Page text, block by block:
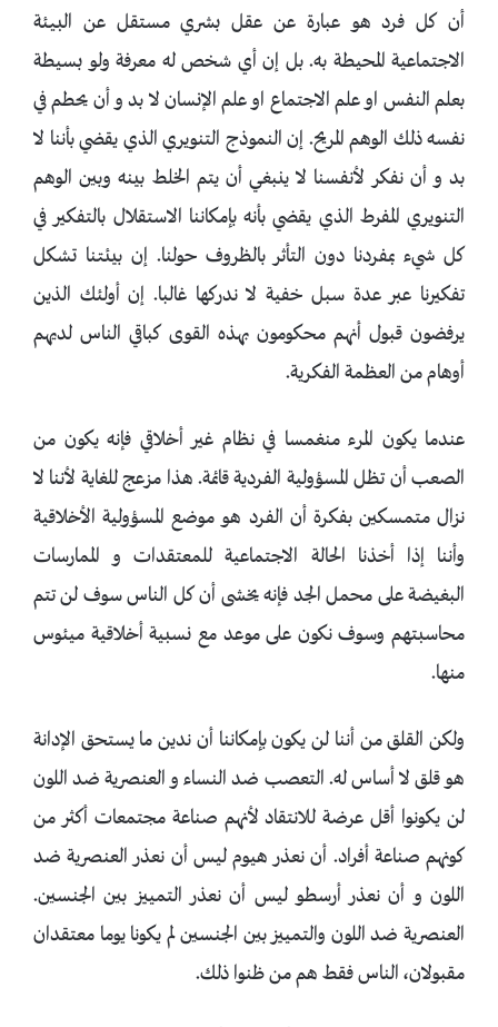
أن كل فرد هو عبارة عن عقل بشري مستقل عن البيئة
الاجتماعية المحيطة به. بل إن أي شخص له معرفة ولو بسيطة
بعلم النفس او علم الاجتماع او علم الإنسان لا بد و أن يحطم في
نفسه ذلك الوهم المريح. إن النموذج التنويري الذي يقضي بأننا لا
بد و أن نفكر لأنفسنا لا ينبغي أن يتم الخلط بينه وبين الوهم
التنويري المفرط الذي يقضي بأنه بإمكاننا الاستقلال بالتفكير في
كل شيء بمفردنا دون التأثر بالظروف حولنا. إن بيئتنا تشكل
تفكيرنا عبر عدة سبل خفية لا ندركها غالبا. إن أولئك الذين
يرفضون قبول أنهم محكومون بهذه القوى كباقي الناس لديهم
أوهام من العظمة الفكرية.
عندما يكون المرء منغمسا في نظام غير أخلاقي فإنه يكون من
الصعب أن تظل المسؤولية الفردية قائمة. هذا مزعج للغاية لأننا لا
نزال متمسكين بفكرة أن الفرد هو موضع المسؤولية الأخلاقية
وأننا إذا أخذنا الحالة الاجتماعية للمعتقدات و الممارسات
البغيضة على محمل الجد فإنه يخشى أن كل الناس سوف لن تتم
محاسبتهم وسوف نكون على موعد مع نسبية أخلاقية ميئوس
منها.
ولكن القلق من أننا لن يكون بإمكاننا أن ندين ما يستحق الإدانة
هو قلق لا أساس له. التعصب ضد النساء و العنصرية ضد اللون
لن يكونوا أقل عرضة للانتقاد لأنهم صناعة مجتمعات أكثر من
كونهم صناعة أفراد. أن نعذر هيوم ليس أن نعذر العنصرية ضد
اللون و أن نعذر أرسطو ليس أن نعذر التمييز بين الجنسين.
العنصرية ضد اللون والتمييز بين الجنسين لم يكونا يوما معتقدان
مقبولان، الناس فقط هم من ظنوا ذلك.